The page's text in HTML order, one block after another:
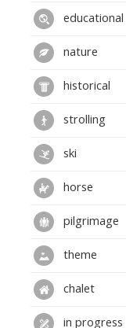
educational
nature
historical
strolling
ski
horse
pilgrimage
theme
chalet
in progress